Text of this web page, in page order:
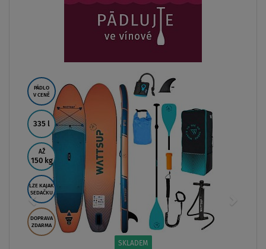
PÁDLO
V CENĚ
335 l
AŽ
150 kg
LZE KAJAK
SEDAČKU
DOPRAVA
ZDARMA
SKLADEM